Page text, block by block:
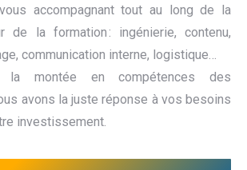
accompagnant tout au long de la
de la formation : ingénierie, contenu,
communication interne, logistique…
la montée en compétences des
avons la juste réponse à vos besoins
investissement.